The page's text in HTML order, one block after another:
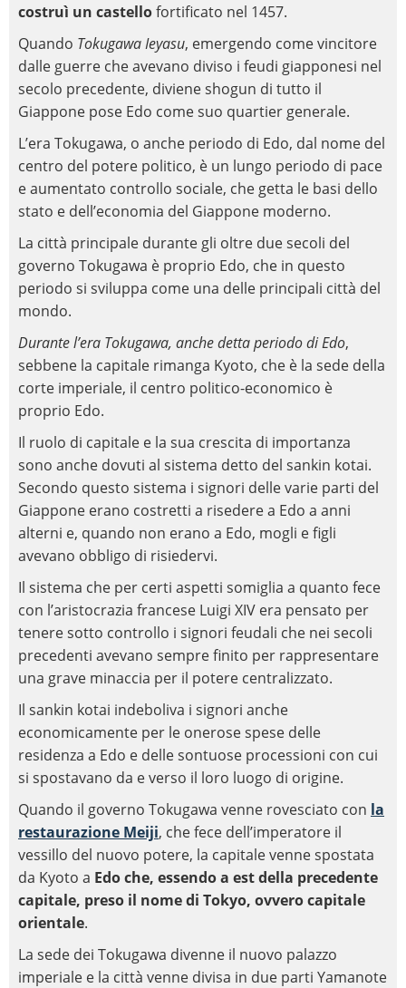
costruì un castellofortificato nel 1457.
Quando Tokugawa Ieyasu, emergendo come vincitore
dalle guerre che avevano diviso i feudi giapponesi nel
secolo precedente, diviene shogun di tutto il
Giappone pose Edo come suo quartier generale.
L’era Tokugawa, o anche periodo di Edo, dal nome del
centro del potere politico, è un lungo periodo di pace
e aumentato controllo sociale, che getta le basi dello
stato e dell’economia del Giappone moderno.
La città principale durante gli oltre due secoli del
governo Tokugawa è proprio Edo, che in questo
periodo si sviluppa come una delle principali città del
mondo.
Durante l’era Tokugawa, anche detta periodo di Edo,
sebbene la capitale rimanga Kyoto, che è la sede della
corte imperiale, il centro politico-economico è
proprio Edo.
Il ruolo di capitale e la sua crescita di importanza
sono anche dovuti al sistema detto del sankin kotai.
Secondo questo sistema i signori delle varie parti del
Giappone erano costretti a risedere a Edo a anni
alterni e, quando non erano a Edo, mogli e figli
avevano obbligo di risiedervi.
Il sistema che per certi aspetti somiglia a quanto fece
con l’aristocrazia francese Luigi XIV era pensato per
tenere sotto controllo i signori feudali che nei secoli
precedenti avevano sempre finito per rappresentare
una grave minaccia per il potere centralizzato.
Il sankin kotai indeboliva i signori anche
economicamente per le onerose spese delle
residenza a Edo e delle sontuose processioni con cui
si spostavano da e verso il loro luogo di origine.
Quando il governo Tokugawa venne rovesciato con la
restaurazione Meiji, che fece dell’imperatore il
vessillo del nuovo potere, la capitale venne spostata
da Kyoto a Edo che, essendo a est della precedente
capitale, preso il nome di Tokyo, ovvero capitale
orientale.
La sede dei Tokugawa divenne il nuovo palazzo
imperiale e la città venne divisa in due parti Yamanote